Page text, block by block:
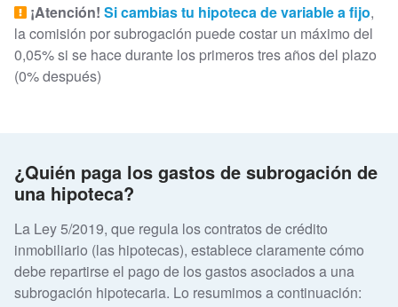
¡Atención! Si cambias tu hipoteca de variable a fijo,
la comisión por subrogación puede costar un máximo del
0,05% si se hace durante los primeros tres años del plazo
(0% después)
¿Quién paga los gastos de subrogación de
una hipoteca?
La Ley 5/2019, que regula los contratos de crédito
inmobiliario (las hipotecas), establece claramente cómo
debe repartirse el pago de los gastos asociados a una
subrogación hipotecaria. Lo resumimos a continuación: